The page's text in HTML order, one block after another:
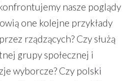
nasze poglądy
one kolejne przykłady
rządzących? Czy służą
grupy społecznej i
wyborcze? Czy polski